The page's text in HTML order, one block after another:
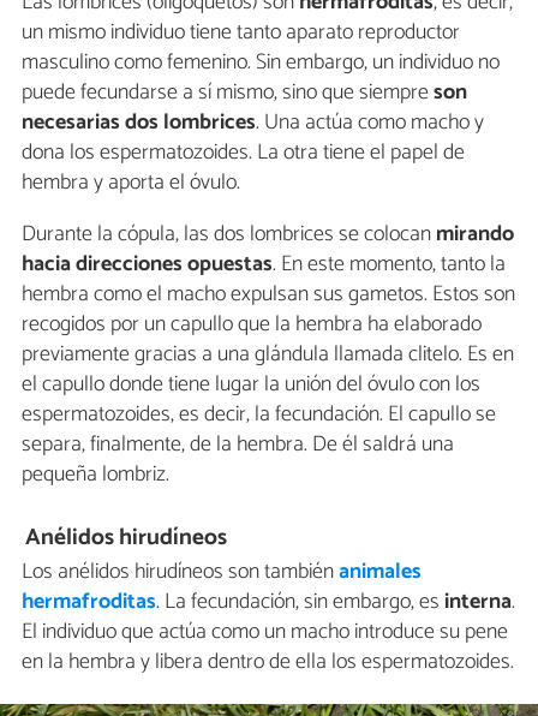
un mismo individuo tiene tanto aparato reproductor
masculino como femenino. Sin embargo, un individuo no
puede fecundarse a sí mismo, sino que siempreson
necesarias dos lombrices. Una actúa como macho y
dona los espermatozoides. La otra tiene el papel de
hembra y aporta el óvulo.
Durante la cópula, las dos lombrices se colocanmirando
hacia direcciones opuestas. En este momento, tanto la
hembra como el macho expulsan sus gametos. Estos son
recogidos por un capullo que la hembra ha elaborado
previamente gracias a una glándula llamada clitelo. Es en
el capullo donde tiene lugar la unión del óvulo con los
espermatozoides, es decir, la fecundación. El capullo se
separa, finalmente, de la hembra. De él saldrá una
pequeña lombriz.
Anélidos hirudíneos
Los anélidos hirudíneos son tambiénanimales
hermafroditas. La fecundación, sin embargo, es interna.
El individuo que actúa como un macho introduce su pene
en la hembra y libera dentro de ella los espermatozoides.